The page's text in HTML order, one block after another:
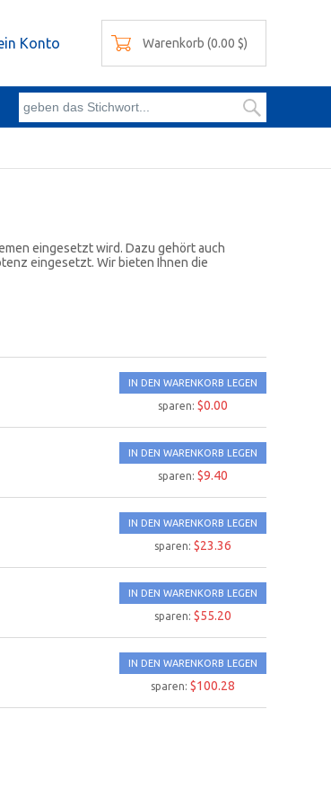
Konto Warenkorb (0.00 $)
eingesetzt wird. Dazu gehört auch
eingesetzt. Wir bieten Ihnen die
IN DEN WARENKORB LEGEN
sparen: $0.00
IN DEN WARENKORB LEGEN
sparen: $9.40
IN DEN WARENKORB LEGEN
sparen: $23.36
IN DEN WARENKORB LEGEN
sparen: $55.20
IN DEN WARENKORB LEGEN
sparen: $100.28